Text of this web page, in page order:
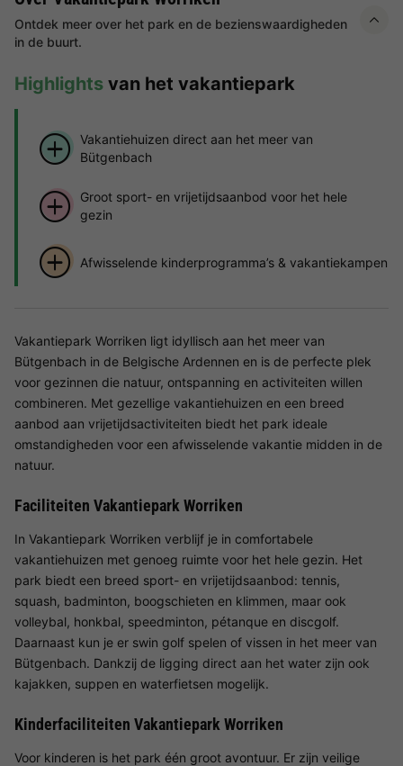
Ontdek meer over het park en de bezienswaardigheden
in de buurt.
Highlights van het vakantiepark
Vakantiehuizen direct aan het meer van
Bütgenbach
Groot sport- en vrijetijdsaanbod voor het hele
gezin
Afwisselende kinderprogramma’s & vakantiekampen
Vakantiepark Worriken ligt idyllisch aan het meer van
Bütgenbach in de Belgische Ardennen en is de perfecte plek
voor gezinnen die natuur, ontspanning en activiteiten willen
combineren. Met gezellige vakantiehuizen en een breed
aanbod aan vrijetijdsactiviteiten biedt het park ideale
omstandigheden voor een afwisselende vakantie midden in de
natuur.
Faciliteiten Vakantiepark Worriken
In Vakantiepark Worriken verblijf je in comfortabele
vakantiehuizen met genoeg ruimte voor het hele gezin. Het
park biedt een breed sport- en vrijetijdsaanbod: tennis,
squash, badminton, boogschieten en klimmen, maar ook
volleybal, honkbal, speedminton, pétanque en discgolf.
Daarnaast kun je er swin golf spelen of vissen in het meer van
Bütgenbach. Dankzij de ligging direct aan het water zijn ook
kajakken, suppen en waterfietsen mogelijk.
Kinderfaciliteiten Vakantiepark Worriken
Voor kinderen is het park één groot avontuur. Er zijn veilige